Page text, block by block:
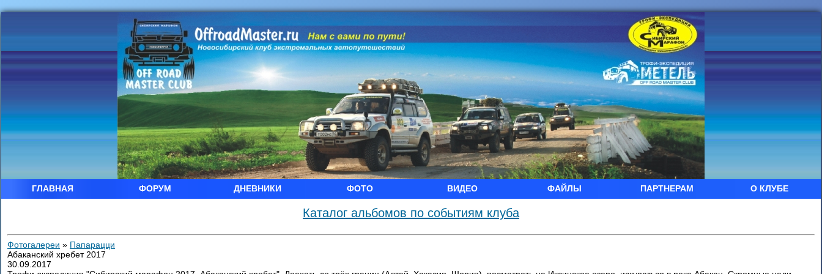
ГЛАВНАЯ ФОРУМ ДНЕВНИКИ ФОТО ВИДЕО ФАЙЛЫ ПАРТНЕРАМ О КЛУБЕ
Каталог альбомов по событиям клуба
Фотогалереи » Папарацци
Абаканский хребет 2017
30.09.2017